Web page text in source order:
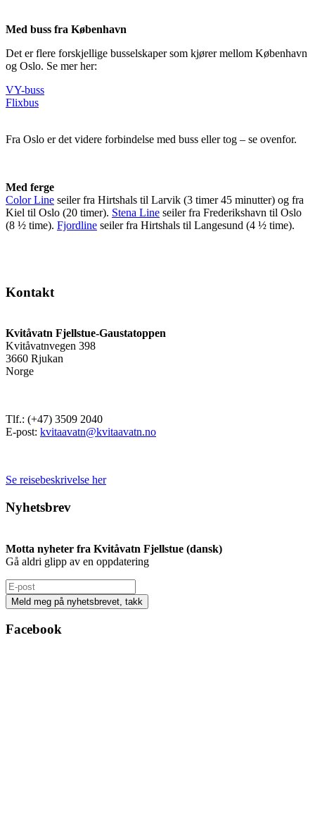
Med buss fra København
Det er flere forskjellige busselskaper som kjører mellom København
og Oslo. Se mer her:
VY-buss
Flixbus
Fra Oslo er det videre forbindelse med buss eller tog – se ovenfor.
Med ferge
Color Line seiler fra Hirtshals til Larvik (3 timer 45 minutter) og fra
Kiel til Oslo (20 timer). Stena Line seiler fra Frederikshavn til Oslo
(8 ½ time). Fjordline seiler fra Hirtshals til Langesund (4 ½ time).
Kontakt
Kvitåvatn Fjellstue-Gaustatoppen
Kvitåvatnvegen 398
3660 Rjukan
Norge
Tlf.: (+47) 3509 2040
E-post: kvitaavatn@kvitaavatn.no
Se reisebeskrivelse her
Nyhetsbrev
Motta nyheter fra Kvitåvatn Fjellstue (dansk)
Gå aldri glipp av en oppdatering
Facebook